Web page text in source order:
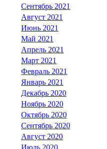
Сентябрь 2021
Август 2021
Июнь 2021
Май 2021
Апрель 2021
Март 2021
Февраль 2021
Январь 2021
Декабрь 2020
Ноябрь 2020
Октябрь 2020
Сентябрь 2020
Август 2020
Июль 2020